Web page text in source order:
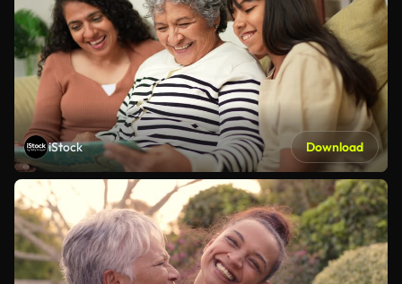
iStock Download